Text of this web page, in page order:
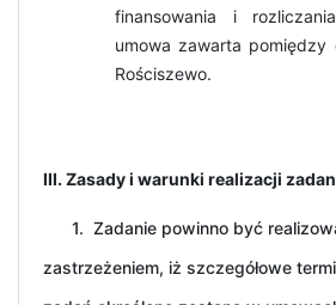
finansowania i
umowa zawarta pomiędzy
Rościszewo.
III. Zasady i warunki realizacji
1. Zadanie powinno być
zastrzeżeniem, iż szczegółowe